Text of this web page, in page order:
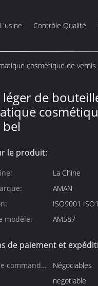
Contrôle Qualité
cosmétique de vernis
léger de
le produit:
La Chine
AMAN
ISO9001
modèle:
AM587
de paiement et
commande
Négociables
negotiable